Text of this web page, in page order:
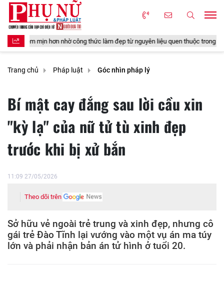
công thức làm đẹp từ nguyên liệu quen thuộc trong gian bếp 4
Trang chủ Pháp luật Góc nhìn pháp lý
Bí mật cay đắng sau lời cầu xin
"kỳ lạ" của nữ tử tù xinh đẹp
trước khi bị xử bắn
11:09 27/05/2026
Theo dõi trên
Sở hữu vẻ ngoài trẻ trung và xinh đẹp, nhưng cô
gái trẻ Đào Tĩnh lại vướng vào một vụ án ma túy
lớn và phải nhận bản án tử hình ở tuổi 20.